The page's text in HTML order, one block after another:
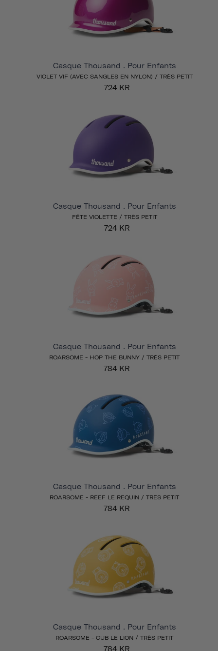
Casque Thousand . Pour Enfants
VIOLET VIF (AVEC SANGLES EN NYLON) / TRÈS PETIT
724 KR
Casque Thousand . Pour Enfants
FÊTE VIOLETTE / TRÈS PETIT
724 KR
Casque Thousand . Pour Enfants
ROARSOME - HOP THE BUNNY / TRÈS PETIT
784 KR
Casque Thousand . Pour Enfants
ROARSOME - REEF LE REQUIN / TRÈS PETIT
784 KR
Casque Thousand . Pour Enfants
ROARSOME - CUB LE LION / TRÈS PETIT
784 KR